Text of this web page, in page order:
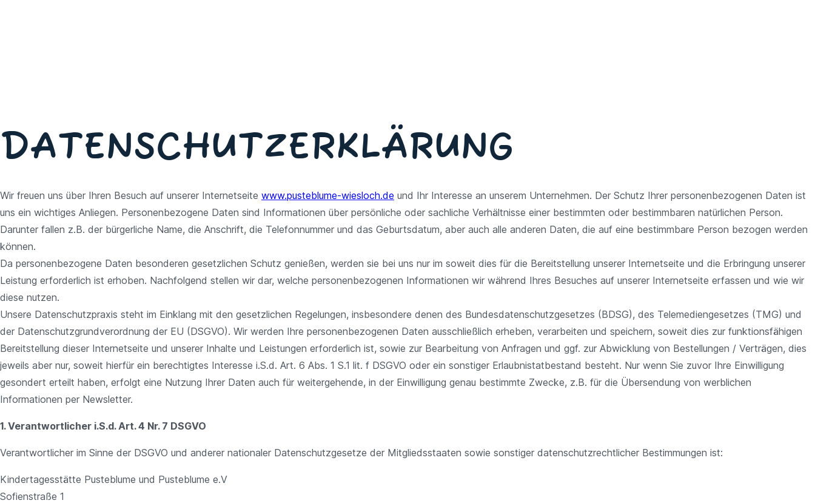
DATEN­SCHUTZ­ERKLÄRUNG
Wir freuen uns über Ihren Besuch auf unserer Internetseite www.pusteblume-wiesloch.de und Ihr Interesse an unserem Unternehmen. Der Schutz Ihrer personenbezogenen Daten ist
uns ein wichtiges Anliegen. Personenbezogene Daten sind Informationen über persönliche oder sachliche Verhältnisse einer bestimmten oder bestimmbaren natürlichen Person.
Darunter fallen z.B. der bürgerliche Name, die Anschrift, die Telefonnummer und das Geburtsdatum, aber auch alle anderen Daten, die auf eine bestimmbare Person bezogen werden
können.
Da personenbezogene Daten besonderen gesetzlichen Schutz genießen, werden sie bei uns nur im soweit dies für die Bereitstellung unserer Internetseite und die Erbringung unserer
Leistung erforderlich ist erhoben. Nachfolgend stellen wir dar, welche personenbezogenen Informationen wir während Ihres Besuches auf unserer Internetseite erfassen und wie wir
diese nutzen.
Unsere Datenschutzpraxis steht im Einklang mit den gesetzlichen Regelungen, insbesondere denen des Bundesdatenschutzgesetzes (BDSG), des Telemediengesetzes (TMG) und
der Datenschutzgrundverordnung der EU (DSGVO). Wir werden Ihre personenbezogenen Daten ausschließlich erheben, verarbeiten und speichern, soweit dies zur funktionsfähigen
Bereitstellung dieser Internetseite und unserer Inhalte und Leistungen erforderlich ist, sowie zur Bearbeitung von Anfragen und ggf. zur Abwicklung von Bestellungen / Verträgen, dies
jeweils aber nur, soweit hierfür ein berechtigtes Interesse i.S.d. Art. 6 Abs. 1 S.1 lit. f DSGVO oder ein sonstiger Erlaubnistatbestand besteht. Nur wenn Sie zuvor Ihre Einwilligung
gesondert erteilt haben, erfolgt eine Nutzung Ihrer Daten auch für weitergehende, in der Einwilligung genau bestimmte Zwecke, z.B. für die Übersendung von werblichen
Informationen per Newsletter.
1. Verantwortlicher i.S.d. Art. 4 Nr. 7 DSGVO
Verantwortlicher im Sinne der DSGVO und anderer nationaler Datenschutzgesetze der Mitgliedsstaaten sowie sonstiger datenschutzrechtlicher Bestimmungen ist:
Kindertagesstätte Pusteblume und Pusteblume e.V
Sofienstraße 1